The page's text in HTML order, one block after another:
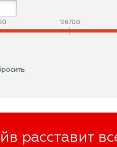
126700
расставит